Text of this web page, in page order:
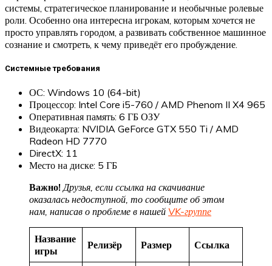
системы, стратегическое планирование и необычные ролевые
роли. Особенно она интересна игрокам, которым хочется не
просто управлять городом, а развивать собственное машинное
сознание и смотреть, к чему приведёт его пробуждение.
Системные требования
ОС: Windows 10 (64-bit)
Процессор: Intel Core i5-760 / AMD Phenom II X4 965
Оперативная память: 6 ГБ ОЗУ
Видеокарта: NVIDIA GeForce GTX 550 Ti / AMD
Radeon HD 7770
DirectX: 11
Место на диске: 5 ГБ
Важно! Друзья, если ссылка на скачивание
оказалась недоступной, то сообщите об этом
нам, написав о проблеме в нашей VK-группе
Название
игры
Релизёр Размер Ссылка